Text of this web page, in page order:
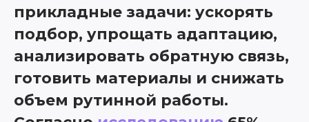
прикладные задачи: ускорять
подбор, упрощать адаптацию,
анализировать обратную связь,
готовить материалы и снижать
объем рутинной работы.